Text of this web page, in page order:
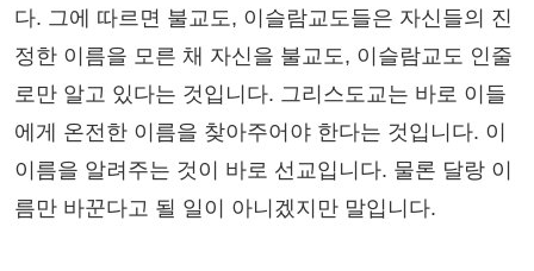
다. 그에 따르면 불교도, 이슬람교도들은 자신들의 진
정한 이름을 모른 채 자신을 불교도, 이슬람교도 인줄
로만 알고 있다는 것입니다. 그리스도교는 바로 이들
에게 온전한 이름을 찾아주어야 한다는 것입니다. 이
이름을 알려주는 것이 바로 선교입니다. 물론 달랑 이
름만 바꾼다고 될 일이 아니겠지만 말입니다.